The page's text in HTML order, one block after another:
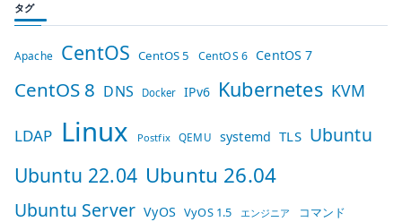
タグ
Apache CentOS CentOS 5 CentOS 6 CentOS 7
CentOS 8 DNS Docker IPv6 Kubernetes KVM
LDAP Linux Postfix QEMU systemd TLS Ubuntu
Ubuntu 22.04 Ubuntu 26.04
Ubuntu Server VyOS VyOS 1.5 エンジニア コマンド